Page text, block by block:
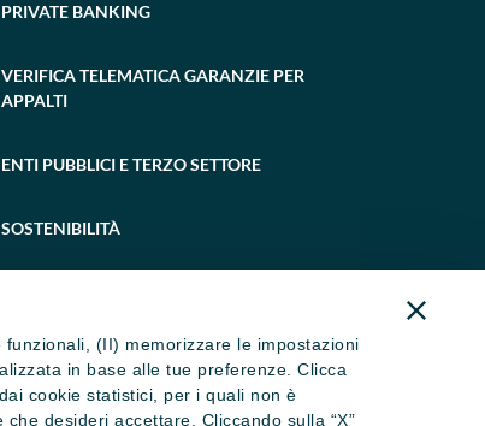
(II) memorizzare le impostazioni
in base alle tue preferenze. Clicca
cookie statistici, per i quali non è
desideri accettare. Cliccando sulla “X”
PRIVATE BANKING
VERIFICA TELEMATICA GARANZIE PER
APPALTI
ENTI PUBBLICI E TERZO SETTORE
SOSTENIBILITÀ